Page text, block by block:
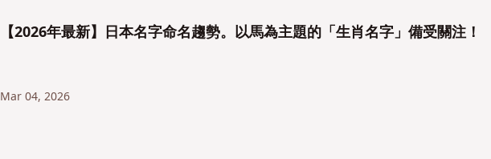
【2026年最新】日本名字命名趨勢。以馬為主題的「生肖名字」備受關注！
Mar 04, 2026